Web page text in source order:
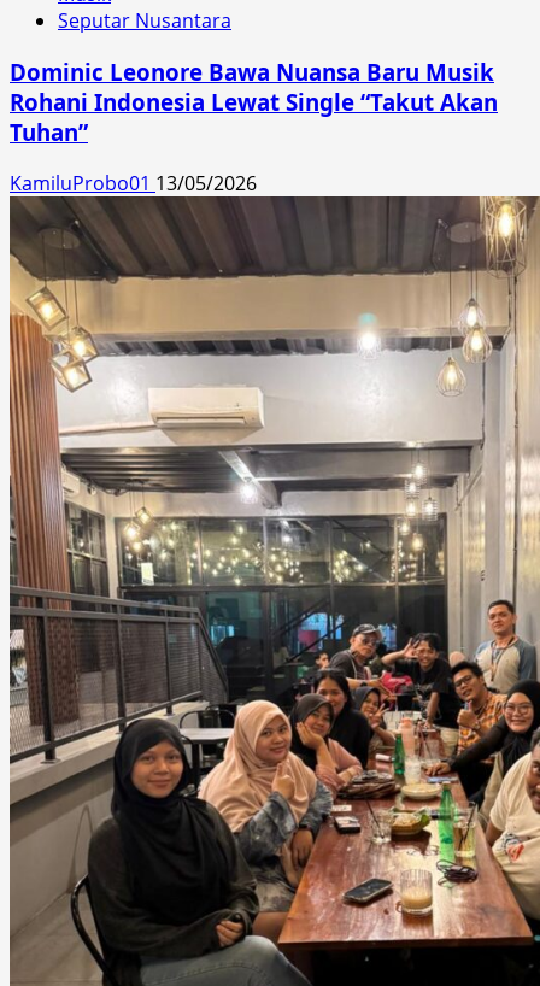
Seputar Nusantara
Dominic Leonore Bawa Nuansa Baru Musik
Rohani Indonesia Lewat Single “Takut Akan
Tuhan”
KamiluProbo01 13/05/2026